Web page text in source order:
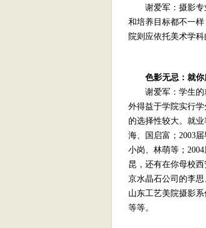
谢爱军：摄影专业
和培养目标都不一
院则应依托美术学
色影无忌：就
谢爱军：学生的就
外得益于学院实行
的选择性较大。就
海、国启富；2003
小岗、林萌等；
昆，还有在你母校
京水晶石公司的李
山东工艺美院摄影
等等。